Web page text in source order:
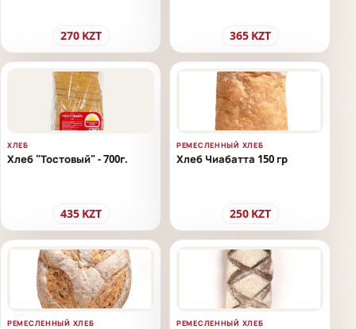
270 KZT 365 KZT
ХЛЕБ
Хлеб "Тостовый" - 700г.
435 KZT
РЕМЕСЛЕННЫЙ ХЛЕБ
Хлеб Чиабатта 150 гр
250 KZT
РЕМЕСЛЕННЫЙ ХЛЕБ РЕМЕСЛЕННЫЙ ХЛЕБ